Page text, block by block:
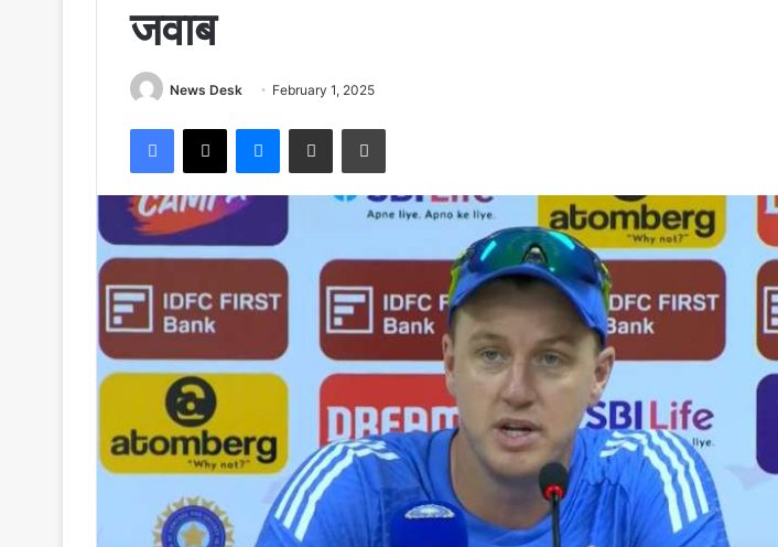
जवाब
News Desk February 1, 2025
Facebook
X Messenger
Share via Email Print